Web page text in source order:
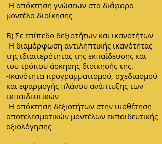
-Η απόκτηση γνώσεων στα διάφορα
μοντέλα διοίκησης
Β) Σε επίπεδο δεξιοτήτων και ικανοτήτων
-Η διαμόρφωση αντιληπτικής ικανότητας
της ιδιαιτερότητας της εκπαίδευσης και
του τρόπου άσκησης διοίκησής της.
-Ικανότητα προγραμματισμού, σχεδιασμού
και εφαρμογής πλάνου ανάπτυξης των
εκπαιδευτικών
-Η απόκτηση δεξιοτήτων στην υιοθέτηση
αποτελεσματικών μοντέλων εκπαιδευτικής
αξιολόγησης